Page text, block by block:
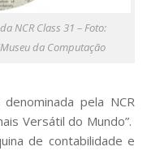
NCR Class 31 – Foto:
da Computação
pela NCR
Versátil do Mundo”.
de contabilidade e